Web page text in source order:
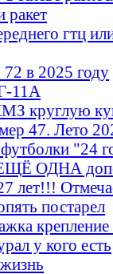
ракет
гтц
в 2025 году
11А
круглую
47. Лето
"24
ОДНА
лет!!!
постарел
у кого есть